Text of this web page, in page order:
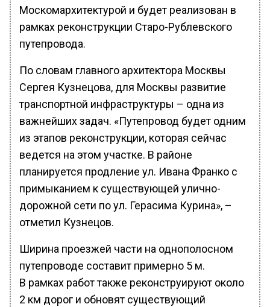
Москомархитектурой и будет реализован в
рамках реконструкции Старо-Рублевского
путепровода.
По словам главного архитектора Москвы
Сергея Кузнецова, для Москвы развитие
транспортной инфраструктуры – одна из
важнейших задач. «Путепровод будет одним
из этапов реконструкции, которая сейчас
ведется на этом участке. В районе
планируется продление ул. Ивана Франко с
примыканием к существующей улично-
дорожной сети по ул. Герасима Курина», –
отметил Кузнецов.
Ширина проезжей части на однополосном
путепроводе составит примерно 5 м.
В рамках работ также реконструируют около
2 км дорог и обновят существующий